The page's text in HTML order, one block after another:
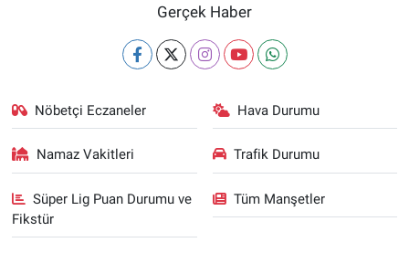
Gerçek Haber
Nöbetçi Eczaneler Hava Durumu
Namaz Vakitleri Trafik Durumu
Süper Lig Puan Durumu ve
Fikstür
Tüm Manşetler